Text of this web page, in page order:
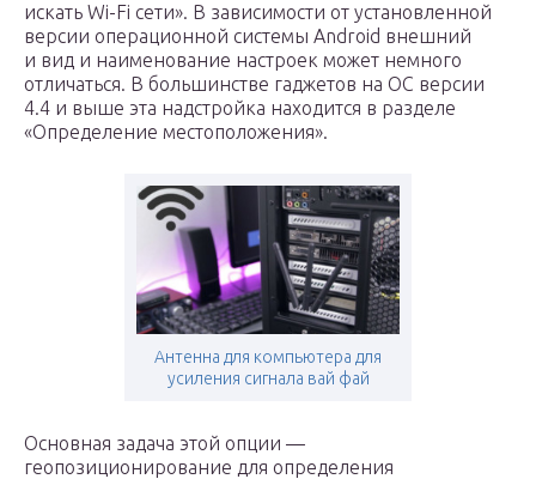
искать Wi-Fi сети». В зависимости от установленной
версии операционной системы Android внешний
и вид и наименование настроек может немного
отличаться. В большинстве гаджетов на ОС версии
4.4 и выше эта надстройка находится в разделе
«Определение местоположения».
Антенна для компьютера для
усиления сигнала вай фай
Основная задача этой опции —
геопозиционирование для определения